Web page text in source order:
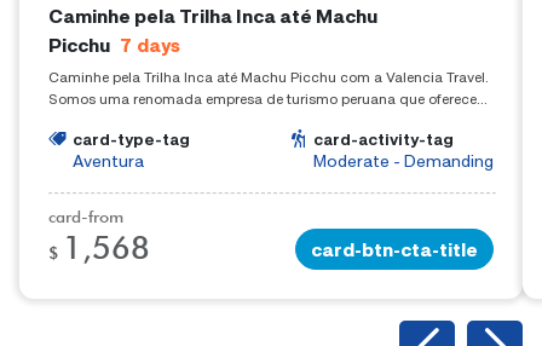
Caminhe pela Trilha Inca até Machu
Picchu 7 days
Caminhe pela Trilha Inca até Machu Picchu com a Valencia Travel.
Somos uma renomada empresa de turismo peruana que oferece
card-type-tag
Aventura
card-activity-tag
Moderate - Demanding
card-from
$ 1,568 card-btn-cta-title